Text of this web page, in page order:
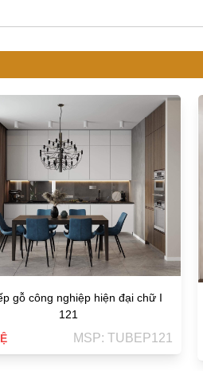
gỗ công nghiệp hiện đại chữ I
121
MSP: TUBEP121